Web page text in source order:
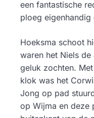
een fantastische
ploeg
Hoeksma schoot
waren het Niels
geluk zochten.
klok was het
Jong op pad
op Wijma en deze